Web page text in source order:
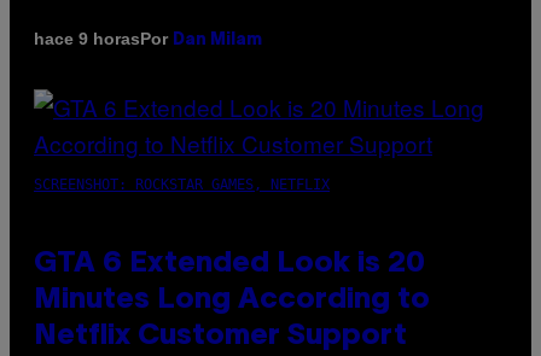
hace 9 horasPor Dan Milam
SCREENSHOT: ROCKSTAR GAMES, NETFLIX
GTA 6 Extended Look is 20
Minutes Long According to
Netflix Customer Support